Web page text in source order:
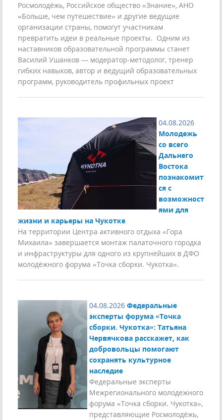
Росмолодёжь, Российское общество «Знание», АНО
«Больше, чем путешествие» и другие ведущие
организации страны, помогут участникам
превратить идеи в реальные проекты. Одним из
наставников образовательной программы станет
Василий Ушанков — модератор-методолог, тренер
гибких навыков, автор и ведущий образовательных
программ, руководитель профильных проект
04.08.2026
Молодежь
со всего
Дальнего
Востока
познакомит
ся с
возможност
ями для
жизни и карьеры на Чукотке
На территории Центра активного отдыха «Гора
Михаила» завершается монтаж палаточного городка
и инфраструктуры для одного из крупнейших в ДФО
молодёжного форума «Точка сборки. Чукотка».
04.08.2026 Федеральные
эксперты форума «Точка
сборки. Чукотка»: Татьяна
Червячкова расскажет, как
добровольцы помогают
сохранять культурное
наследие
Федеральные эксперты
Межрегионального молодежного
форума «Точка сборки. Чукотка»,
представляющие Росмолодёжь,